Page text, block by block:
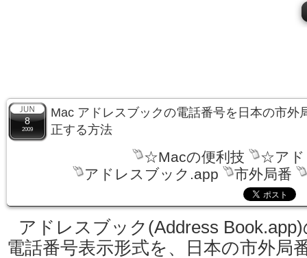
8
2009
Mac アドレスブックの電話番号を日本の市外
正する方法
☆Macの便利技
☆アド
アドレスブック.app
市外局番
アドレスブック(Address Book.app)
電話番号表示形式を、日本の市外局